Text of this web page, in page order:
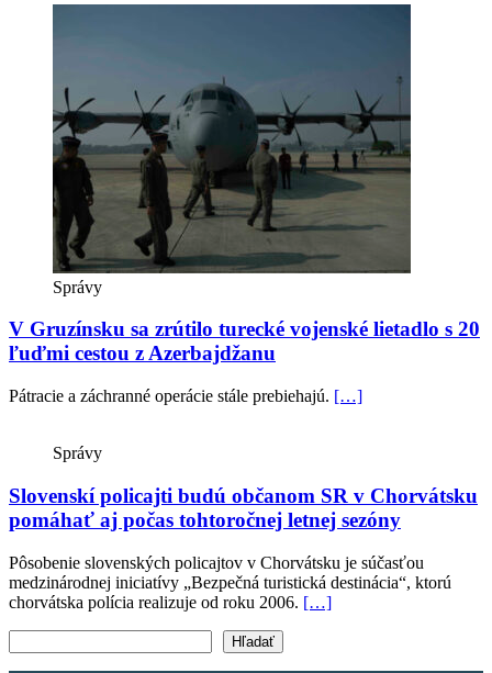
Správy
V Gruzínsku sa zrútilo turecké vojenské lietadlo s 20
ľuďmi cestou z Azerbajdžanu
Pátracie a záchranné operácie stále prebiehajú. […]
Správy
Slovenskí policajti budú občanom SR v Chorvátsku
pomáhať aj počas tohtoročnej letnej sezóny
Pôsobenie slovenských policajtov v Chorvátsku je súčasťou
medzinárodnej iniciatívy „Bezpečná turistická destinácia“, ktorú
chorvátska polícia realizuje od roku 2006. […]
Hľadať